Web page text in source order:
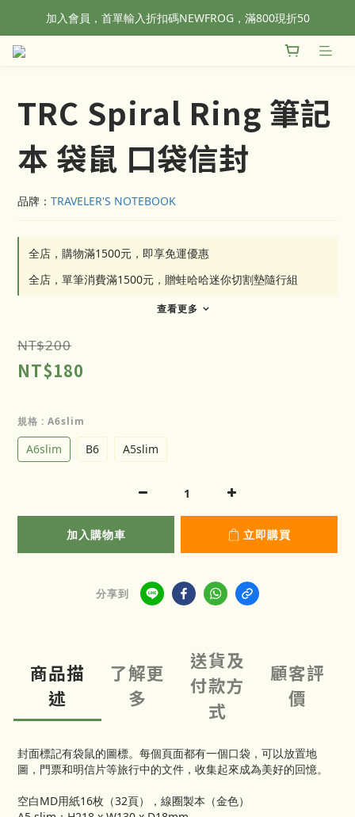
全站滿1500元免運！
加入會員，首單輸入折扣碼NEWFROG，滿800現折50
TRC Spiral Ring 筆記
本 袋鼠 口袋信封
品牌： TRAVELER'S NOTEBOOK
全店，購物滿1500元，即享免運優惠
全店，單筆消費滿1500元，贈蛙哈哈迷你切割墊隨行組
查看更多
NT$200
NT$180
規格 : A6slim
A6slim B6 A5slim
加入購物車 立即購買
分享到
商品描
述
了解更
多
送貨及
付款方
式
顧客評
價
封面標記有袋鼠的圖標。每個頁面都有一個口袋，可以放置地
圖，門票和明信片等旅行中的文件，收集起來成為美好的回憶。
空白MD用紙16枚（32頁），線圈製本（金色）